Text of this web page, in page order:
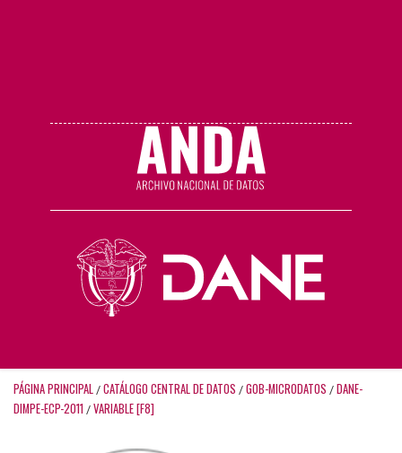
PÁGINA PRINCIPAL / CATÁLOGO CENTRAL DE DATOS / GOB-MICRODATOS / DANE-
DIMPE-ECP-2011 / VARIABLE [F8]